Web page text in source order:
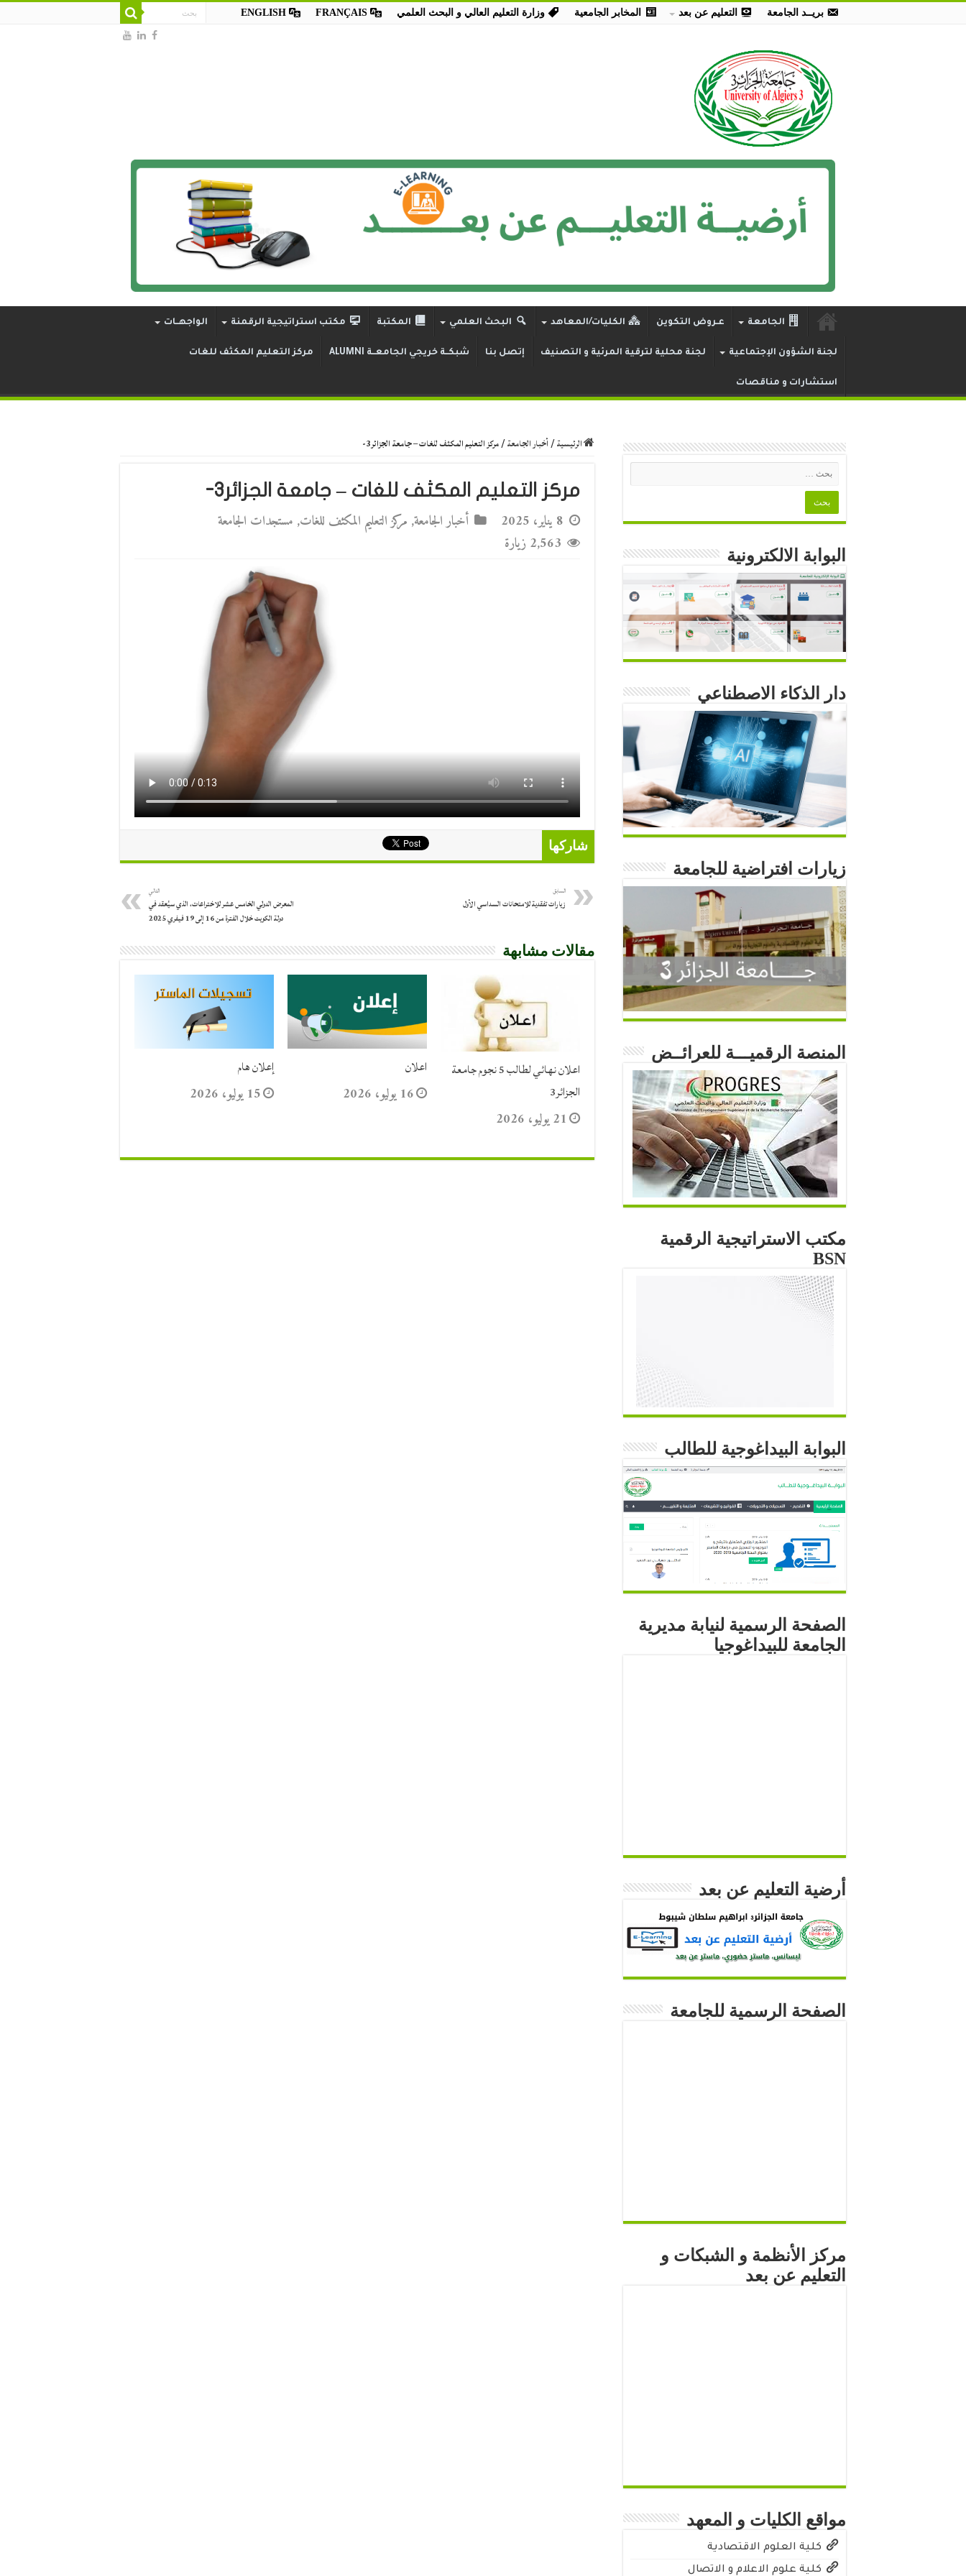
بريــد الجامعة التعليم عن بعد المخابر الجامعية وزارة التعليم العالي و البحث العلمي FRANÇAIS
ENGLISH
الجامعة عـروض التكوين الكليات/المعاهد البحث العلمي المكتبة مكتب استراتيجية الرقمنة الواجهــات
لجنة الشؤون الإجتماعية لجنة محلية لترقية المرئية و التصنيف إتصل بنا شبكــة خريجي الجامعــة ALUMNI مركز التعليم المكثف للغات
استشارات و مناقصات
الرئيسية/أخبار الجامعة/مركز التعليم المكثف للغات – جامعة الجزائر3-
مركز التعليم المكثف للغات – جامعة الجزائر3-
8 يناير، 2025 أخبار الجامعة, مركز التعليم المكثف للغات, مستجدات الجامعة
2,563 زيارة
شاركها
السابق
زيارات تفقدية للامتحانات السداسي الأول
التالي
المعرض الدولي الخامس عشر للاختراعات، الذي سيُعقد في
دولة الكويت خلال الفترة من 16 إلى 19 فيفري 2025
مقالات مشابهة
اعلان نهائي لطالب 5 نجوم جامعة
الجزائر3
21 يوليو، 2026
اعلان
16 يوليو، 2026
إعلان هام
15 يوليو، 2026
البوابة الالكترونية
دار الذكاء الاصطناعي
زيارات افتراضية للجامعة
المنصة الرقميـــة للعرائــض
مكتب الاستراتيجية الرقمية
BSN
البوابة البيداغوجية للطالب
الصفحة الرسمية لنيابة مديرية
الجامعة للبيداغوجيا
أرضية التعليم عن بعد
الصفحة الرسمية للجامعة
مركز الأنظمة و الشبكات و
التعليم عن بعد
مواقع الكليات و المعهد
كلية العلوم الاقتصادية
كلية علوم الاعلام و الاتصال